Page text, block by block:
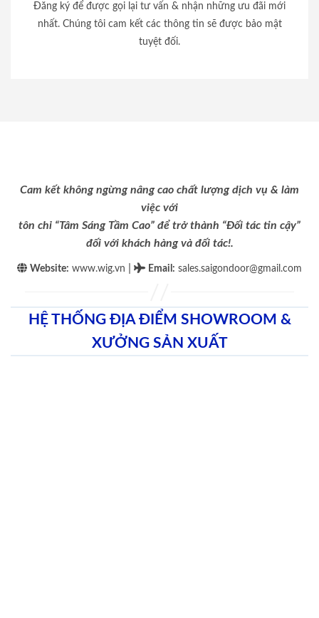
Đăng ký để được gọi lại tư vấn & nhận những ưu đãi mới
nhất. Chúng tôi cam kết các thông tin sẽ được bảo mật
tuyệt đối.
Cam kết không ngừng nâng cao chất lượng dịch vụ & làm
việc với
tôn chỉ “Tâm Sáng Tầm Cao” để trở thành “Đối tác tin cậy”
đối với khách hàng và đối tác!.
Website: www.wig.vn Email : sales.saigondoor@gmail.com
HỆ THỐNG ĐỊA ĐIỂM SHOWROOM &
XƯỞNG SẢN XUẤT